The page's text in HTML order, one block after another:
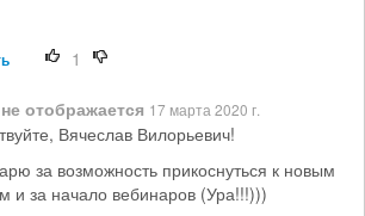
1
отображается 17 марта 2020 г.
Вячеслав Вилорьевич!
за возможность прикоснуться к новым
и за начало вебинаров (Ура!!!)))